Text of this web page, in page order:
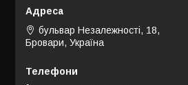
бульвар Незалежності, 18,
Бровари, Україна